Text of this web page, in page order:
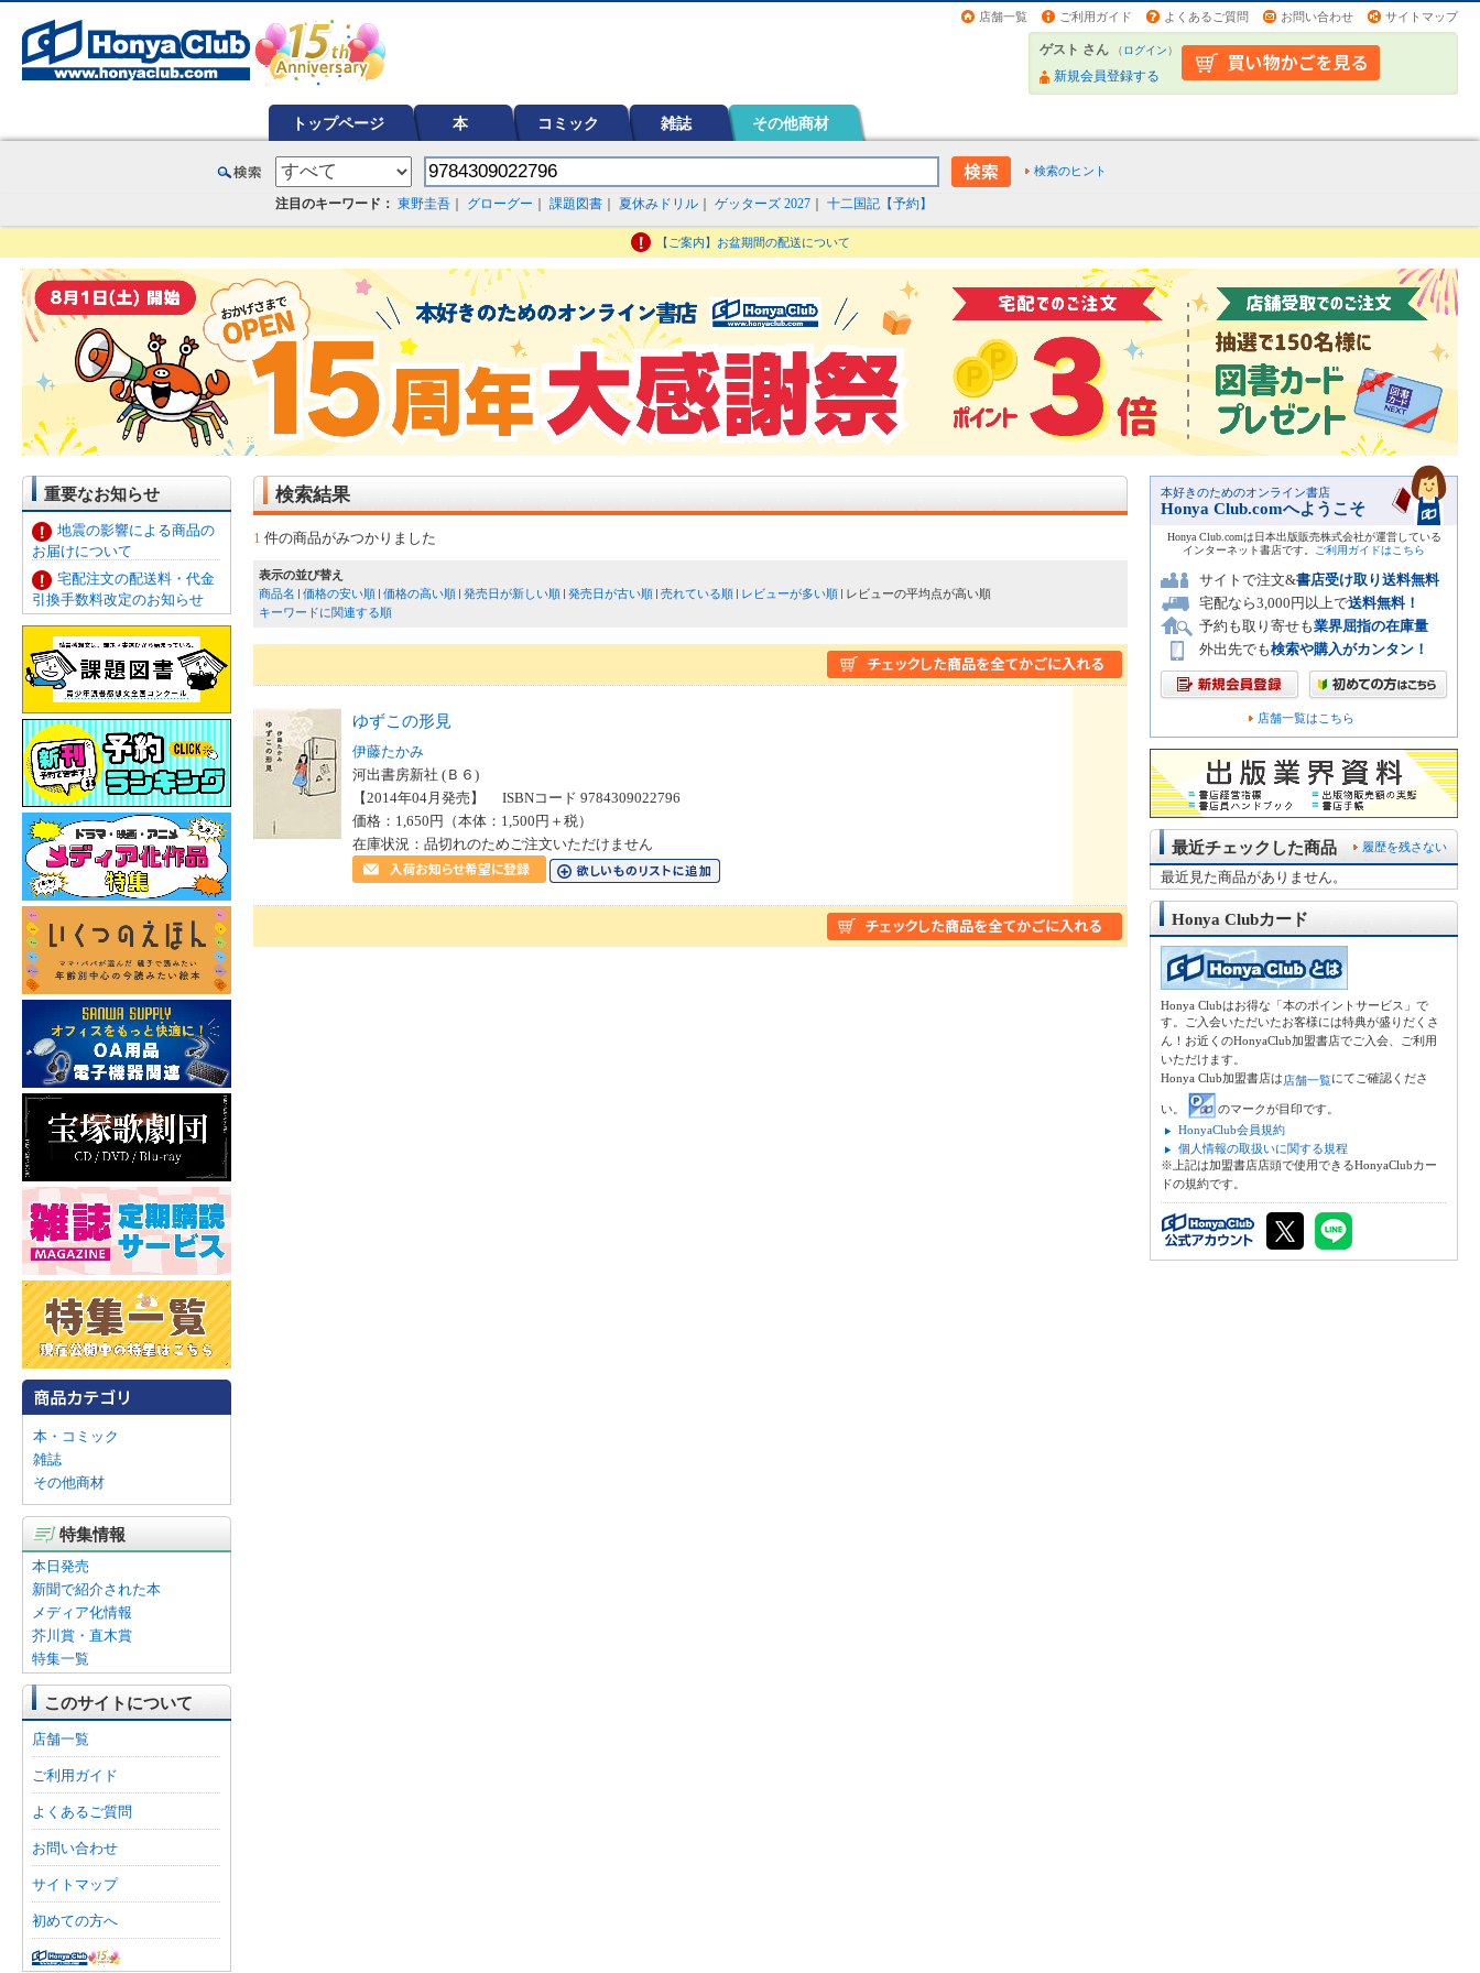
店舗一覧 ご利用ガイド よくあるご質問 お問い合わせ サイトマップ
ゲスト さん （ログイン）
新規会員登録する
トップページ 本 コミック 雑誌 その他商材
検索のヒント
注目のキーワード： 東野圭吾 グローグー 課題図書 夏休みドリル ゲッターズ 2027 十二国記【予約】
【ご案内】お盆期間の配送について
重要なお知らせ
地震の影響による商品の
お届けについて
宅配注文の配送料・代金
引換手数料改定のお知らせ
本・コミック
雑誌
その他商材
特集情報
本日発売
新聞で紹介された本
メディア化情報
芥川賞・直木賞
特集一覧
このサイトについて
店舗一覧
ご利用ガイド
よくあるご質問
お問い合わせ
サイトマップ
初めての方へ
検索結果
1 件の商品がみつかりました
表示の並び替え
商品名
価格の安い順 価格の高い順 発売日が新しい順 発売日が古い順 売れている順 レビューが多い順
レビューの平均点が高い順
キーワードに関連する順
ゆずこの形見
伊藤たかみ
河出書房新社 (Ｂ６)
【2014年04月発売】 ISBNコード 9784309022796
価格：1,650円（本体：1,500円＋税）
在庫状況：品切れのためご注文いただけません
本好きのためのオンライン書店
Honya Club.comへようこそ
Honya Club.comは日本出版販売株式会社が運営している
インターネット書店です。
ご利用ガイドはこちら
サイトで注文&書店受け取り送料無料
宅配なら3,000円以上で送料無料！
予約も取り寄せも業界屈指の在庫量
外出先でも検索や購入がカンタン！
店舗一覧はこちら
履歴を残さない
最近チェックした商品
最近見た商品がありません。
Honya Clubカード
Honya Clubはお得な「本のポイントサービス」で
す。ご入会いただいたお客様には特典が盛りだくさ
ん！お近くのHonyaClub加盟書店でご入会、ご利用
いただけます。
Honya Club加盟書店は店舗一覧にてご確認くださ
い。
のマークが目印です。
HonyaClub会員規約
個人情報の取扱いに関する規程
※上記は加盟書店店頭で使用できるHonyaClubカー
ドの規約です。